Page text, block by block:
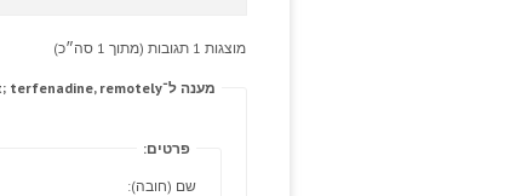
מוצגות 1 תגובות (מתוך 1 סה״כ)
מענה ל־Problems: measurements defunctioning goals: management; terfenadine, remotely.
פרטים:
שם (חובה):